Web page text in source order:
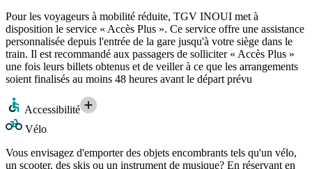
Pour les voyageurs à mobilité réduite, TGV INOUI met à
disposition le service « Accès Plus ». Ce service offre une assistance
personnalisée depuis l'entrée de la gare jusqu'à votre siège dans le
train. Il est recommandé aux passagers de solliciter « Accès Plus »
une fois leurs billets obtenus et de veiller à ce que les arrangements
soient finalisés au moins 48 heures avant le départ prévu
Accessibilité
Vélo
Vous envisagez d'emporter des objets encombrants tels qu'un vélo,
un scooter, des skis ou un instrument de musique? En réservant en